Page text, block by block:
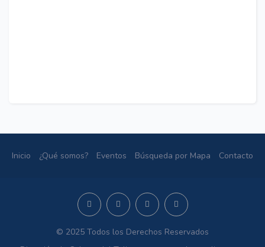
Inicio ¿Qué somos? Eventos Búsqueda por Mapa Contacto
© 2025 Todos los Derechos Reservados